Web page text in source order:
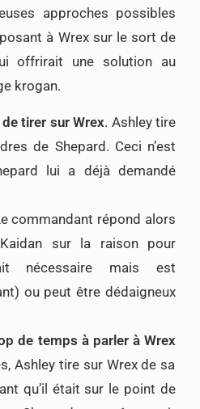
approches possibles
à Wrex sur le sort de
offrirait une solution au
krogan.
de tirer surWrex. Ashley tire
de Shepard. Ceci n’est
lui a déjà demandé
commandant répond alors
sur la raison pour
nécessaire mais est
ou peut être dédaigneux
de temps à parler à Wrex
Ashley tire sur Wrex de sa
qu’il était sur le point de